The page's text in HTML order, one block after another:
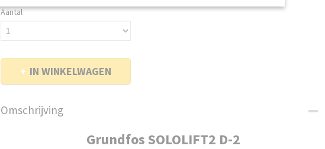
Aantal
IN WINKELWAGEN
Omschrijving
Grundfos SOLOLIFT2 D-2